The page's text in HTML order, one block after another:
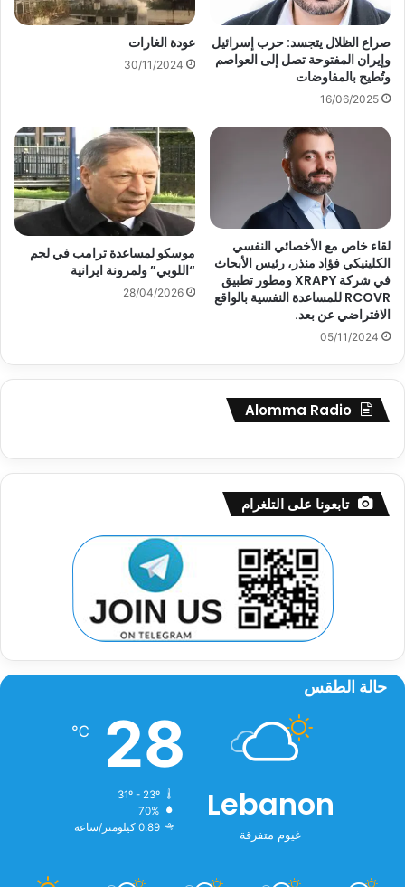
صراع الظلال يتجسد: حرب إسرائيل
وإيران المفتوحة تصل إلى العواصم
وتُطيح بالمفاوضات
16/06/2025
عودة الغارات
30/11/2024
لقاء خاص مع الأخصائي النفسي
الكلينيكي فؤاد منذر، رئيس الأبحاث
في شركة XRAPY ومطور تطبيق
RCOVR للمساعدة النفسية بالواقع
الافتراضي عن بعد.
05/11/2024
موسكو لمساعدة ترامب في لجم
“اللوبي” ولمرونة ايرانية
28/04/2026
Alomma Radio
تابعونا على التلغرام
حالة الطقس
Lebanon
غيوم متفرقة
28
℃
31º - 23º
70%
0.89 كيلومتر/ساعة